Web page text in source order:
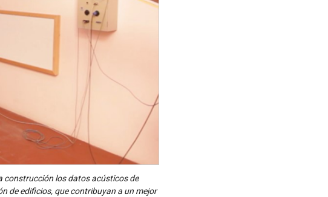
construcción los datos acústicos de
de edificios, que contribuyan a un mejor